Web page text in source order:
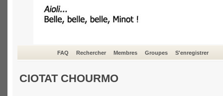
FAQ Rechercher Membres Groupes S'enregistrer
CIOTAT CHOURMO